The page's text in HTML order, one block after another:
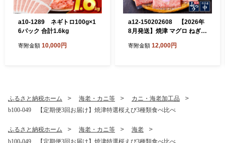
a10-1289 ネギトロ100g×1
6パック 合計1.6kg
寄附金額 10,000円
a12-150202608 【2026年
8月発送】焼津 マグロ ねぎと
寄附金額 12,000円
ふるさと納税ホーム 海老・カニ等
カニ・海老加工品
b100-049 【定期便3回お届け】焼津特選桜えび3種類食べ比べ
ふるさと納税ホーム 海老・カニ等
海老
b100-049 【定期便3回お届け】焼津特選桜えび3種類食べ比べ